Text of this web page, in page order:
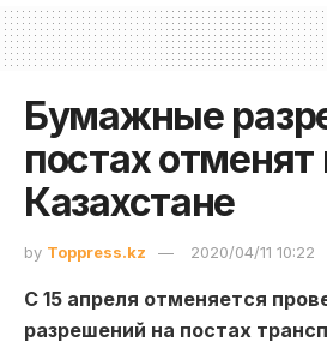
Бумажные
постах отменят
Казахстане
by Toppress.kz 2020/04/11 10:22
C 15 апреля отменяется
разрешений на постах